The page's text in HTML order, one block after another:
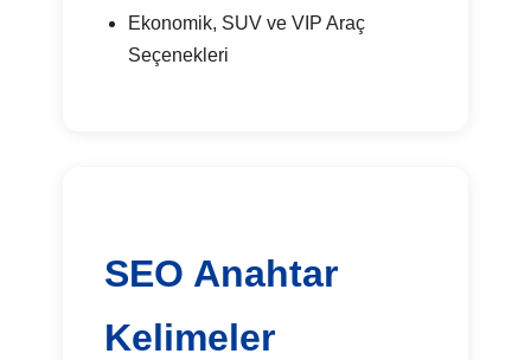
Ekonomik, SUV ve VIP Araç
Seçenekleri
SEO Anahtar
Kelimeler